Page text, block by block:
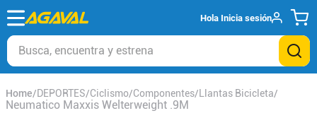
Hola Inicia sesión
Busca, encuentra y estrena
DEPORTES Ciclismo Componentes Llantas Bicicleta
Neumatico Maxxis Welterweight .9M